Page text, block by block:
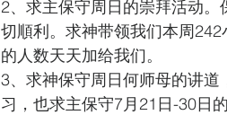
2、求主保守周日的崇拜活动
切順利。求神带领我们本周
的人数天天加给我们。
3、求神保守周日何师母的讲
习，也求主保守7月21日-30日